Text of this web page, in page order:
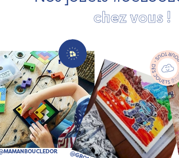
chez vous !